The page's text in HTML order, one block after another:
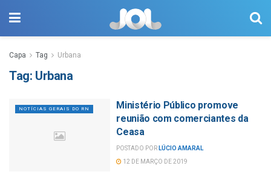
Capa Tag Urbana
Tag: Urbana
NOTÍCIAS GERAIS DO RN
Ministério Público promove
reunião com comerciantes da
Ceasa
POSTADO POR LÚCIO AMARAL
12 DE MARÇO DE 2019